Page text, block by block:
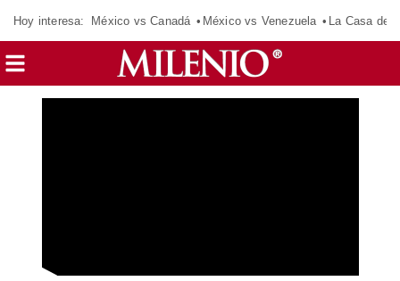
Hoy interesa: México vs Canadá México vs Venezuela La Casa de